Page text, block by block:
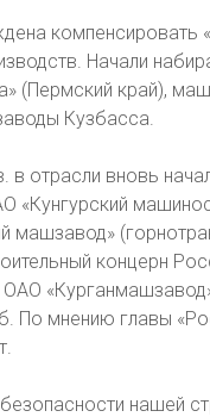
компенсировать
Начали
(Пермский край),
Кузбасса.
в отрасли вновь
«Кунгурский
машзавод»
концерн
ОАО
По мнению главы
нашей